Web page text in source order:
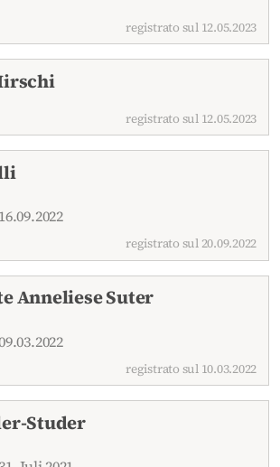
registrato sul 12.05.2023
registrato sul 12.05.2023
registrato sul 20.09.2022
Anneliese Suter
registrato sul 10.03.2022
Studer